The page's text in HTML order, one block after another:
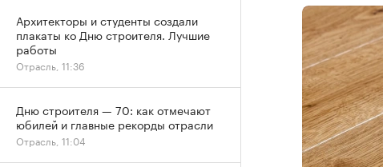
Архитекторы и студенты создали
плакаты ко Дню строителя. Лучшие
работы
Отрасль, 11:36
Дню строителя — 70: как отмечают
юбилей и главные рекорды отрасли
Отрасль, 11:04